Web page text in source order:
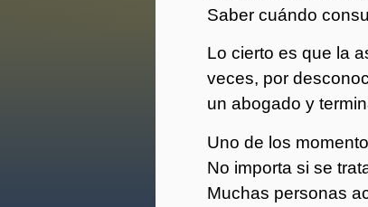
Saber cuándo
Lo cierto es que la
veces, por
un abogado y
Uno de los
No importa si se
Muchas personas